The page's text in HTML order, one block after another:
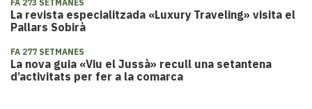
FA 273 SETMANES
La revista especialitzada «Luxury Traveling» visita el
Pallars Sobirà
FA 277 SETMANES
La nova guia «Viu el Jussà» recull una setantena
d’activitats per fer a la comarca